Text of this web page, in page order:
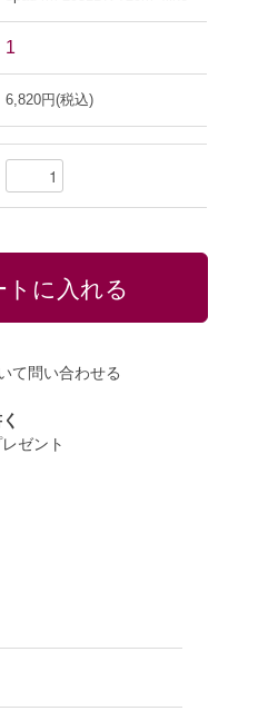
1
6,820円(税込)
て問い合わせる
ゼント